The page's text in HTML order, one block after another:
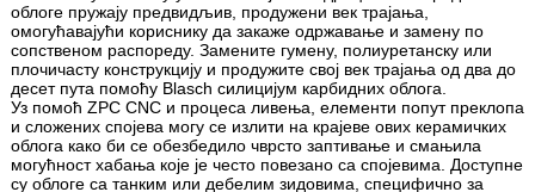
облоге пружају предвидљив, продужени век трајања,
омогућавајући кориснику да закаже одржавање и замену по
сопственом распореду. Замените гумену, полиуретанску или
плочичасту конструкцију и продужите свој век трајања од два до
десет пута помоћу Blasch силицијум карбидних облога.
Уз помоћ ZPC CNC и процеса ливења, елементи попут преклопа
и сложених спојева могу се излити на крајеве ових керамичких
облога како би се обезбедило чврсто заптивање и смањила
могућност хабања које је често повезано са спојевима. Доступне
су облоге са танким или дебелим зидовима, специфично за